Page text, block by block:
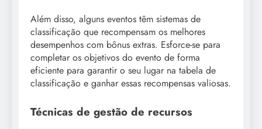
Além disso, alguns eventos têm sistemas de
classificação que recompensam os melhores
desempenhos com bônus extras. Esforce-se para
completar os objetivos do evento de forma
eficiente para garantir o seu lugar na tabela de
classificação e ganhar essas recompensas valiosas.
Técnicas de gestão de recursos